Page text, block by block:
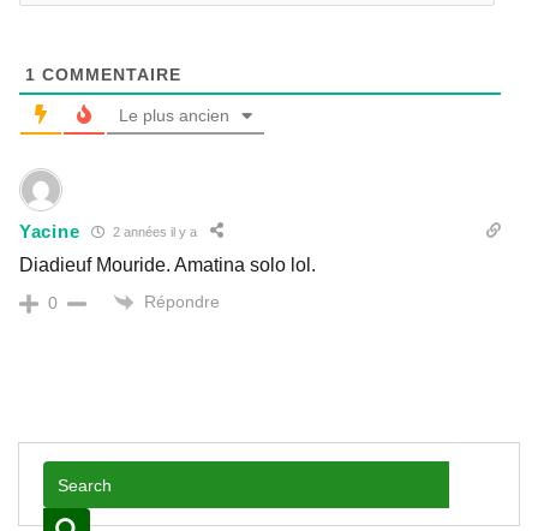
1 COMMENTAIRE
Le plus ancien
Yacine 2 années il y a
Diadieuf Mouride. Amatina solo lol.
0 Répondre